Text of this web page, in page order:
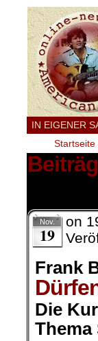
IN EIGENER
Startseite
Nov.
19
on
Frank
Die
Thema